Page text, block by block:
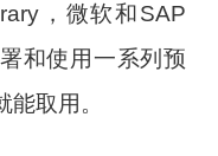
，微软和SAP
和使用一系列预
取用。